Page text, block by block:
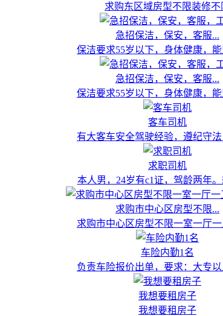
求购东区域房型不限装修不
急招保洁，保安，客服...
保洁要求55岁以下，身体健康，
急招保洁，保安，客服...
保洁要求55岁以下，身体健康，
客车司机
有大客车安全驾驶经验，遵纪守
求职司机
本人男，24岁有c1证，驾龄两年
求购市中心区房型不限...
求购市中心区房型不限一室一厅
车险内勤1名
负责车险报价出单，要求：大专
我想要租房子
我想要租房子